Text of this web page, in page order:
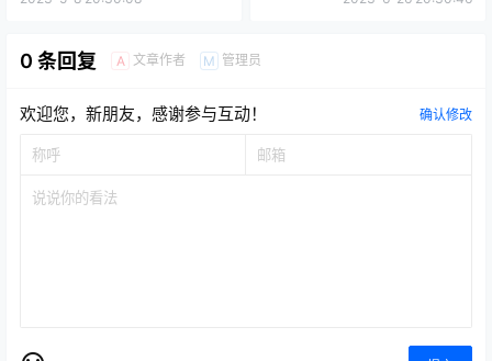
0 条回复 A 文章作者 M 管理员
欢迎您，新朋友，感谢参与互动！ 确认修改